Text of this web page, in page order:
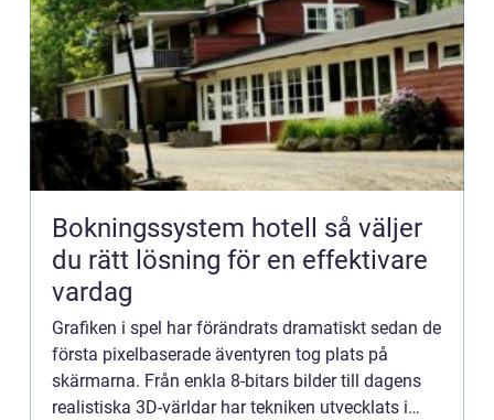
Bokningssystem hotell så väljer
du rätt lösning för en effektivare
vardag
Grafiken i spel har förändrats dramatiskt sedan de
första pixelbaserade äventyren tog plats på
skärmarna. Från enkla 8-bitars bilder till dagens
realistiska 3D-världar har tekniken utvecklats i